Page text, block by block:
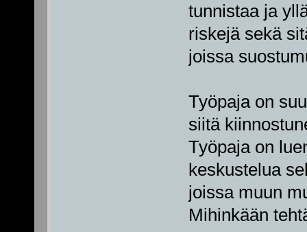
tunnistaa ja
riskejä sekä
joissa
Työpaja on
siitä
Työpaja on
keskustelua
joissa muun
Mihinkään